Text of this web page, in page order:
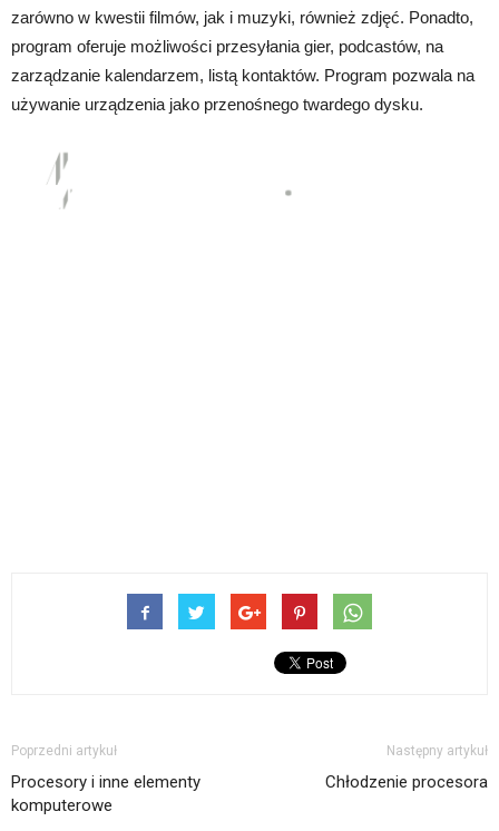
zarówno w kwestii filmów, jak i muzyki, również zdjęć. Ponadto,
program oferuje możliwości przesyłania gier, podcastów, na
zarządzanie kalendarzem, listą kontaktów. Program pozwala na
używanie urządzenia jako przenośnego twardego dysku.
Poprzedni artykuł
Procesory i inne elementy
komputerowe
Następny artykuł
Chłodzenie procesora